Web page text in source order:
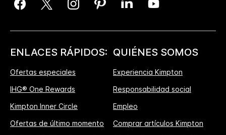
ENLACES RÁPIDOS:
Ofertas especiales
IHG® One Rewards
Kimpton Inner Circle
Ofertas de último momento
QUIÉNES SOMOS
Experiencia Kimpton
Responsabilidad social
Empleo
Comprar artículos Kimpton